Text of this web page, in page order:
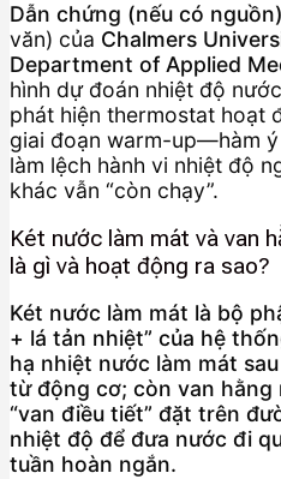
Dẫn chứng (nếu có
văn) của Chalmers
Department of Applied
hình dự đoán nhiệt độ
phát hiện thermostat hoạt
giai đoạn warm-up—hàm
làm lệch hành vi nhiệt độ
khác vẫn “còn chạy”.
Két nước làm mát và van
là gì và hoạt động ra sao?
Két nước làm mát là bộ
+ lá tản nhiệt” của hệ
hạ nhiệt nước làm mát
từ động cơ; còn van
“van điều tiết” đặt trên
nhiệt độ để đưa nước đi
tuần hoàn ngắn.